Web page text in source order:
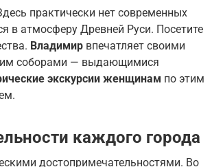
практически нет современных
в атмосферу Древней Руси. Посетите
Владимир впечатляет своими
соборами — выдающимися
экскурсии женщинам по этим
каждого города
достопримечательностями. Во